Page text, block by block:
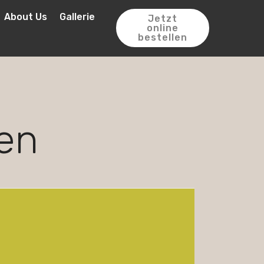
About Us Gallerie
Jetzt
online
bestellen